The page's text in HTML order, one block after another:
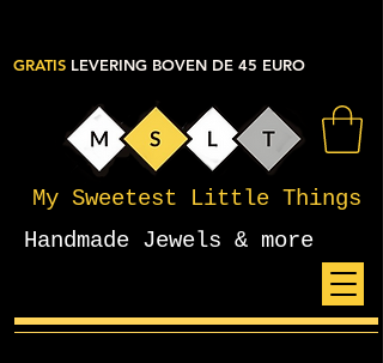
My Sweetest Little Things
Handmade Jewels & more
GRATIS LEVERING BOVEN DE 45 EURO